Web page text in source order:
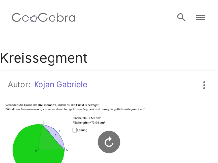
Google Classroom
GeoGebra Classroom
Anmelden
Kreissegment
Autor: Kojan Gabriele